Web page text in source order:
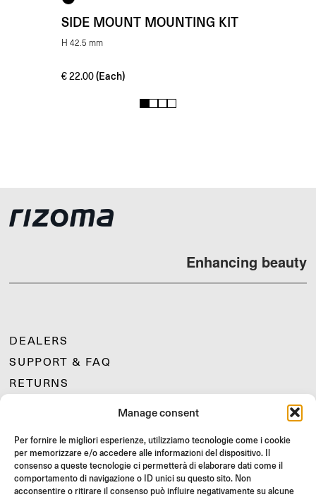
Manage consent
Per fornire le migliori esperienze, utilizziamo tecnologie come i cookie
per memorizzare e/o accedere alle informazioni del dispositivo. Il
consenso a queste tecnologie ci permetterà di elaborare dati come il
comportamento di navigazione o ID unici su questo sito. Non
acconsentire o ritirare il consenso può influire negativamente su alcune
SIDE MOUNT MOUNTING KIT
H 42.5 mm
€22.00 (Each)
1 2 3 4
Enhancing beauty
DEALERS
SUPPORT & FAQ
RETURNS
LIMITED OFFERS
JOIN US
Join the Rizoma community